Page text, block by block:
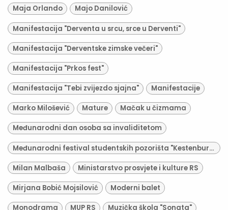
Maja Orlando Majo Danilović
Manifestacija "Derventa u srcu, srce u Derventi"
Manifestacija "Derventske zimske večeri"
Manifestacija "Prkos fest"
Manifestacija "Tebi zvijezdo sjajna" Manifestacije
Marko Milošević Mature Mačak u čizmama
Međunarodni dan osoba sa invaliditetom
Međunarodni festival studentskih pozorišta "Kestenburg"
Milan Malbaša Ministarstvo prosvjete i kulture RS
Mirjana Bobić Mojsilović Moderni balet
Monodrama MUP RS Muzička škola "Sonata"